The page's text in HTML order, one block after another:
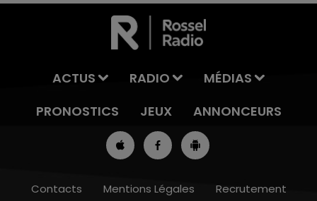
ACTUS RADIO
MÉDIAS
PRONOSTICS
JEUX ANNONCEURS
Contacts Mentions Légales
Recrutement